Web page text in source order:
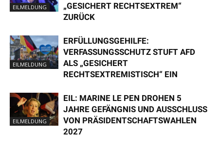
EILMELDUNG
„GESICHERT RECHTSEXTREM“
ZURÜCK
EILMELDUNG
ERFÜLLUNGSGEHILFE:
VERFASSUNGSSCHUTZ STUFT AFD
ALS „GESICHERT
RECHTSEXTREMISTISCH“ EIN
EILMELDUNG
EIL: MARINE LE PEN DROHEN 5
JAHRE GEFÄNGNIS UND AUSSCHLUSS
VON PRÄSIDENTSCHAFTSWAHLEN
2027